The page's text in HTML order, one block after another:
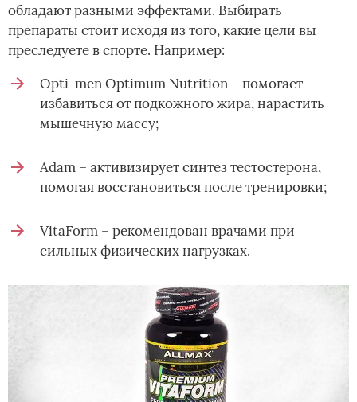
обладают разными эффектами. Выбирать
препараты стоит исходя из того, какие цели вы
преследуете в спорте. Например:
Opti-men Optimum Nutrition – помогает
избавиться от подкожного жира, нарастить
мышечную массу;
Adam – активизирует синтез тестостерона,
помогая восстановиться после тренировки;
VitaForm – рекомендован врачами при
сильных физических нагрузках.